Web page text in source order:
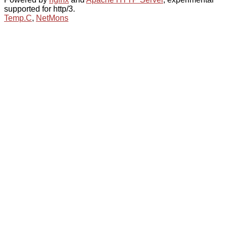
supported for http/3.
Temp.C, NetMons